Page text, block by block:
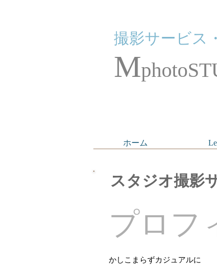
撮影サービス・
M
ホーム
スタジオ撮影
プロフ
かしこまらずカジュアルに